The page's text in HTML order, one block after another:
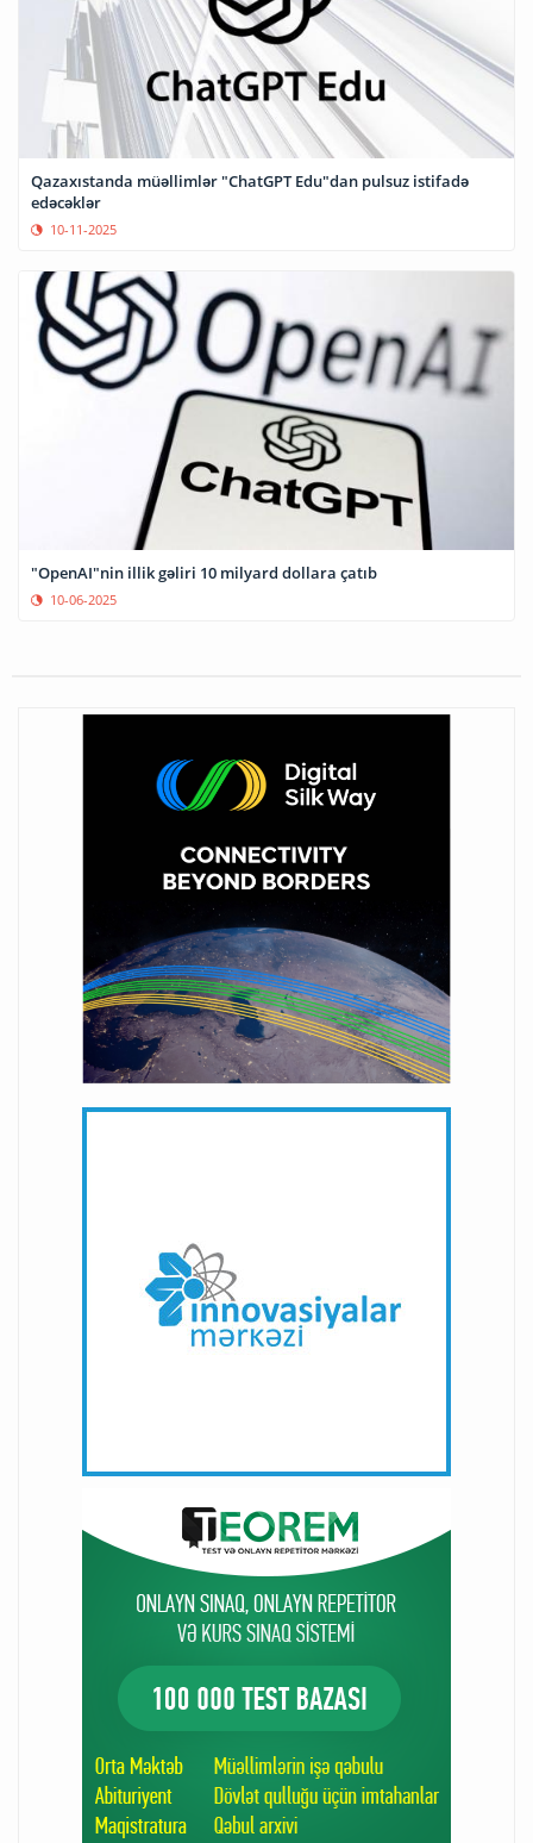
Qazaxıstanda müəllimlər "ChatGPT Edu"dan pulsuz istifadə
edəcəklər
10-11-2025
"OpenAI"nin illik gəliri 10 milyard dollara çatıb
10-06-2025